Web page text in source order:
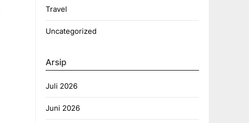
Travel
Uncategorized
Arsip
Juli 2026
Juni 2026